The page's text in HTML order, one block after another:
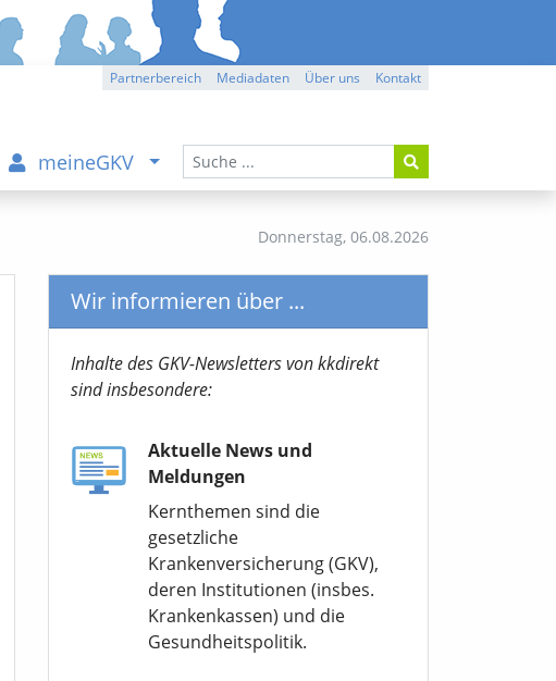
Partnerbereich Mediadaten Über uns Kontakt
meineGKV
Donnerstag, 06.08.2026
Wir informieren über ...
Inhalte des GKV-Newsletters von kkdirekt
sind insbesondere:
Aktuelle News und
Meldungen
Kernthemen sind die
gesetzliche
Krankenversicherung (GKV),
deren Institutionen (insbes.
Krankenkassen) und die
Gesundheitspolitik.